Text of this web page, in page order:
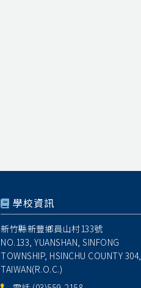
學校資訊
新竹縣新豐鄉員山村133號
NO.133, YUANSHAN, SINFONG
TOWNSHIP, HSINCHU COUNTY 304,
TAIWAN(R.O.C.)